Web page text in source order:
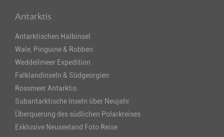
Antarktis
Antarktischen Halbinsel
Wale, Pinguine & Robben
Weddellmeer Expedition
Falklandinseln & Südgeorgien
Rossmeer Antarktis
Subantarktische Inseln über Neujahr
Überquerung des südlichen Polarkreises
Exklusive Neuseeland Foto Reise